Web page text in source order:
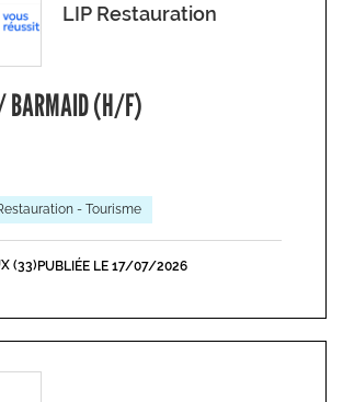
LIP Restauration
BARMAID (H/F)
- Tourisme
(33) PUBLIÉE LE 17/07/2026